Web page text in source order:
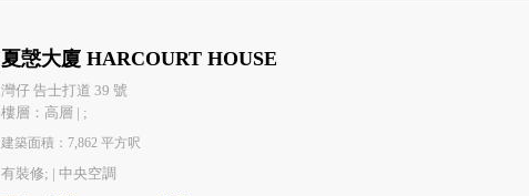
夏愨大廈 HARCOURT HOUSE
灣仔 告士打道 39 號
樓層：高層 | ;
建築面積：7,862 平方呎
有裝修; |中央空調